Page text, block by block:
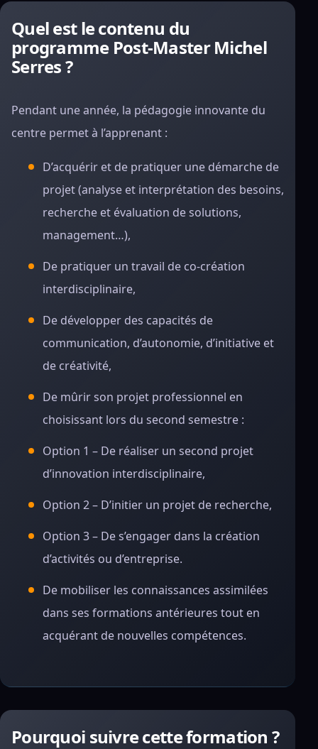
Quel est le contenu du
programme Post-Master Michel
Serres ?
Pendant une année, la pédagogie innovante du
centre permet à l’apprenant :
D’acquérir et de pratiquer une démarche de
projet (analyse et interprétation des besoins,
recherche et évaluation de solutions,
management…),
De pratiquer un travail de co-création
interdisciplinaire,
De développer des capacités de
communication, d’autonomie, d’initiative et
de créativité,
De mûrir son projet professionnel en
choisissant lors du second semestre :
Option 1 – De réaliser un second projet
d’innovation interdisciplinaire,
Option 2 – D’initier un projet de recherche,
Option 3 – De s’engager dans la création
d’activités ou d’entreprise.
De mobiliser les connaissances assimilées
dans ses formations antérieures tout en
acquérant de nouvelles compétences.
Pourquoi suivre cette formation ?